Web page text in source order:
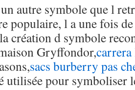
autre symbole que l
populaire, l a une fois
création d symbole
Gryffondor,
sacs burberry pas
utilisée pour symboliser